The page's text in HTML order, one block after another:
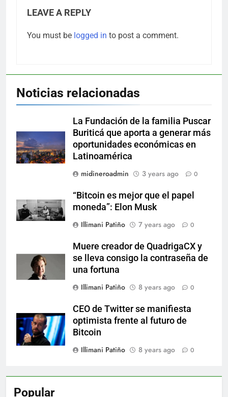
LEAVE A REPLY
You must be logged in to post a comment.
Noticias relacionadas
La Fundación de la familia Puscar
Buriticá que aporta a generar más
oportunidades económicas en
Latinoamérica
midineroadmin
3 years ago 0
“Bitcoin es mejor que el papel
moneda”: Elon Musk
Illimani Patiño
7 years ago 0
Muere creador de QuadrigaCX y
se lleva consigo la contraseña de
una fortuna
Illimani Patiño
8 years ago 0
CEO de Twitter se manifiesta
optimista frente al futuro de
Bitcoin
Illimani Patiño
8 years ago 0
Popular